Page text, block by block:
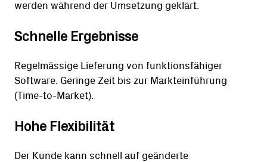
werden während der Umsetzung geklärt.
Schnelle Ergebnisse
Regelmässige Lieferung von funktionsfähiger
Software. Geringe Zeit bis zur Markteinführung
(Time-to-Market).
Hohe Flexibilität
Der Kunde kann schnell auf geänderte